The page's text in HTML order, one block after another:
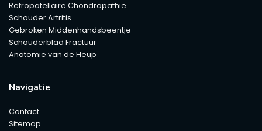
Retropatellaire Chondropathie
Schouder Artritis
Gebroken Middenhandsbeentje
Schouderblad Fractuur
Anatomie van de Heup
Navigatie
Contact
Sitemap